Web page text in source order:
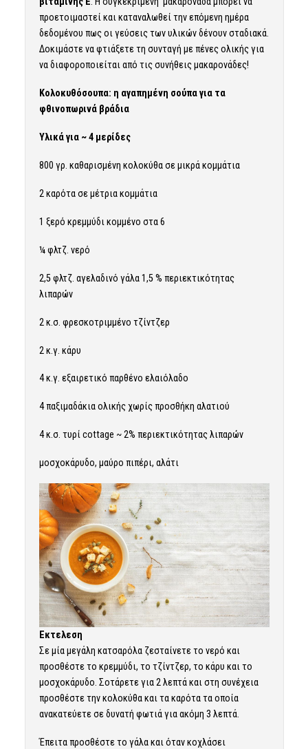
προετοιμαστεί και καταναλωθεί την επόμενη ημέρα
δεδομένου πως οι γεύσεις των υλικών δένουν σταδιακά.
Δοκιμάστε να φτιάξετε τη συνταγή με πένες ολικής για
να διαφοροποιείται από τις συνήθεις μακαρονάδες!
Κολοκυθόσουπα: η αγαπημένη σούπα για τα
φθινοπωρινά βράδια
Υλικά για ~ 4 μερίδες
800 γρ. καθαρισμένη κολοκύθα σε μικρά κομμάτια
2 καρότα σε μέτρια κομμάτια
1 ξερό κρεμμύδι κομμένο στα 6
¼ φλτζ. νερό
2,5 φλτζ. αγελαδινό γάλα 1,5 % περιεκτικότητας
λιπαρών
2 κ.σ. φρεσκοτριμμένο τζίντζερ
2 κ.γ. κάρυ
4 κ.γ. εξαιρετικό παρθένο ελαιόλαδο
4 παξιμαδάκια ολικής χωρίς προσθήκη αλατιού
4 κ.σ. τυρί cottage ~ 2% περιεκτικότητας λιπαρών
μοσχοκάρυδο, μαύρο πιπέρι, αλάτι
Εκτελεση
Σε μία μεγάλη κατσαρόλα ζεσταίνετε το νερό και
προσθέστε το κρεμμύδι, το τζίντζερ, το κάρυ και το
μοσχοκάρυδο. Σοτάρετε για 2 λεπτά και στη συνέχεια
προσθέστε την κολοκύθα και τα καρότα τα οποία
ανακατεύετε σε δυνατή φωτιά για ακόμη 3 λεπτά.
Έπειτα προσθέστε το γάλα και όταν κοχλάσει